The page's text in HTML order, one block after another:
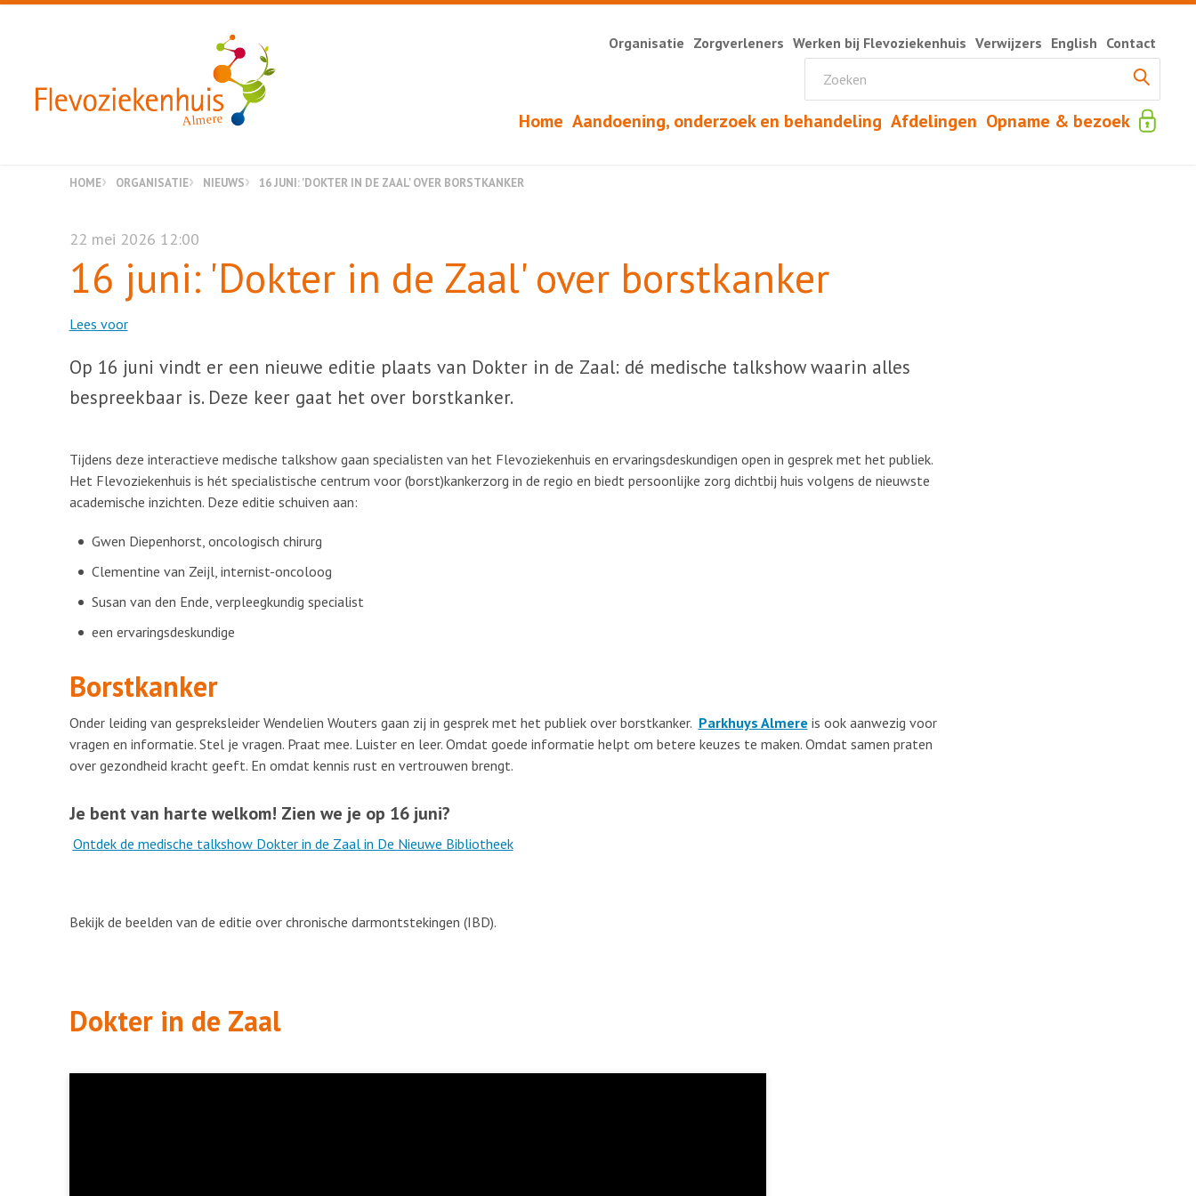
Almere Home Aandoening, onderzoek en behandeling Afdelingen Opname & bezoek
Organisatie Zorgverleners Werken bij Flevoziekenhuis Verwijzers English Contact
HOME ORGANISATIE NIEUWS 16 JUNI: 'DOKTER IN DE ZAAL' OVER BORSTKANKER
22 mei 2026 12:00
16 juni: 'Dokter in de Zaal' over borstkanker
Lees voor
Op 16 juni vindt er een nieuwe editie plaats van Dokter in de Zaal: dé medische talkshow waarin alles
bespreekbaar is. Deze keer gaat het over borstkanker.
Tijdens deze interactieve medische talkshow gaan specialisten van het Flevoziekenhuis en ervaringsdeskundigen open in gesprek met het publiek.
Het Flevoziekenhuis is hét specialistische centrum voor (borst)kankerzorg in de regio en biedt persoonlijke zorg dichtbij huis volgens de nieuwste
academische inzichten. Deze editie schuiven aan:
Gwen Diepenhorst, oncologisch chirurg
Clementine van Zeijl, internist-oncoloog
Susan van den Ende, verpleegkundig specialist
een ervaringsdeskundige
Borstkanker
Onder leiding van gespreksleider Wendelien Wouters gaan zij in gesprek met het publiek over borstkanker. Parkhuys Almere is ook aanwezig voor
vragen en informatie. Stel je vragen. Praat mee. Luister en leer. Omdat goede informatie helpt om betere keuzes te maken. Omdat samen praten
over gezondheid kracht geeft. En omdat kennis rust en vertrouwen brengt.
Je bent van harte welkom! Zien we je op 16 juni?
Ontdek de medische talkshow Dokter in de Zaal in De Nieuwe Bibliotheek
Bekijk de beelden van de editie over chronische darmontstekingen (IBD).
Dokter in de Zaal